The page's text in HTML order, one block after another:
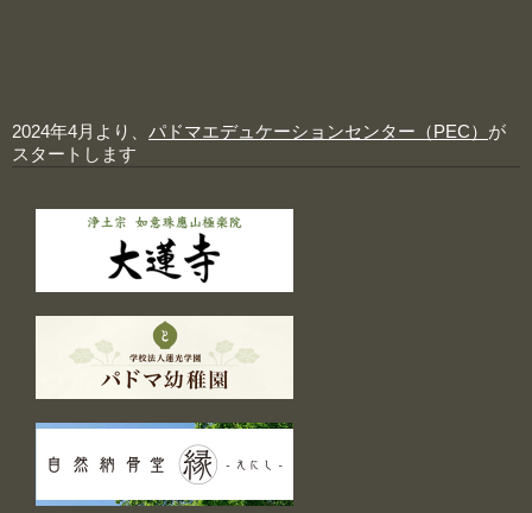
2024年4月より、 パドマエデュケーションセンター（PEC） が
スタートします